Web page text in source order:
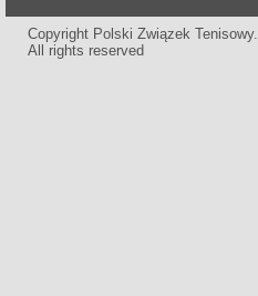
Copyright Polski Związek Tenisowy.
All rights reserved